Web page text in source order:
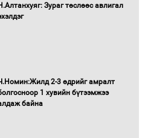
бүрдүүллээ
Зураг төслөөс авлигал
2-3 өдрийг амралт
1 хувийн бүтээмжээ
байна